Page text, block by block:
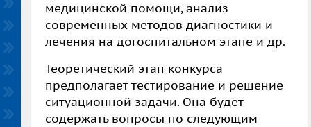
медицинской помощи, анализ
современных методов диагностики и
лечения на догоспитальном этапе и др.
Теоретический этап конкурса
предполагает тестирование и решение
ситуационной задачи. Она будет
содержать вопросы по следующим